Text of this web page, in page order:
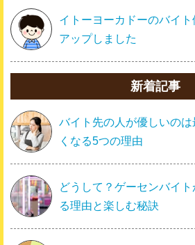
イトーヨーカドーのバイ
アップしました
新着記事
バイト先の人が優しいの
くなる5つの理由
どうして？ゲーセンバイ
る理由と楽しむ秘訣